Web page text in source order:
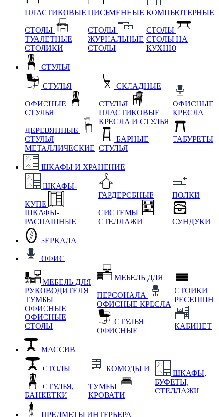
ПЛАСТИКОВЫЕ
СТОЛЫ
ТУАЛЕТНЫЕ
СТОЛИКИ
ПИСЬМЕННЫЕ
СТОЛЫ
ЖУРНАЛЬНЫЕ
СТОЛЫ
КОМПЬЮТЕРНЫЕ
СТОЛЫ
СТОЛЫ НА
КУХНЮ
СТУЛЬЯ
СТУЛЬЯ
ОФИСНЫЕ
СТУЛЬЯ
ДЕРЕВЯННЫЕ
СТУЛЬЯ
МЕТАЛЛИЧЕСКИЕ
СКЛАДНЫЕ
СТУЛЬЯ
ПЛАСТИКОВЫЕ
КРЕСЛА И СТУЛЬЯ
БАРНЫЕ
СТУЛЬЯ
ОФИСНЫЕ
КРЕСЛА
ТАБУРЕТЫ
ШКАФЫ И ХРАНЕНИЕ
ШКАФЫ-
КУПЕ
ШКАФЫ-
РАСПАШНЫЕ
ГАРДЕРОБНЫЕ
СИСТЕМЫ
СТЕЛЛАЖИ
ПОЛКИ
СУНДУКИ
ЗЕРКАЛА
ОФИС
МЕБЕЛЬ ДЛЯ
РУКОВОДИТЕЛЯ
ТУМБЫ
ОФИСНЫЕ
ОФИСНЫЕ
СТОЛЫ
МЕБЕЛЬ ДЛЯ
ПЕРСОНАЛА
ОФИСНЫЕ КРЕСЛА
СТУЛЬЯ
ОФИСНЫЕ
СТОЙКИ
РЕСЕПШН
КАБИНЕТ
МАССИВ
СТОЛЫ
СТУЛЬЯ,
БАНКЕТКИ
КОМОДЫ И
ТУМБЫ
КРОВАТИ
ШКАФЫ,
БУФЕТЫ,
СТЕЛЛАЖИ
ПРЕДМЕТЫ ИНТЕРЬЕРА